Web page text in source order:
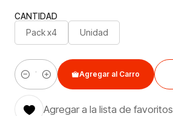
CANTIDAD
Pack x4 Unidad
Cantidad
Agregar al Carro
Agregar a la lista de favoritos